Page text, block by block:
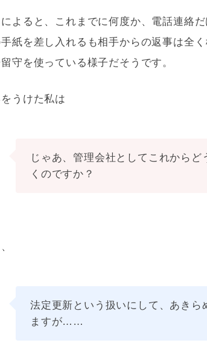
よると、これまでに何度か、電話連絡
紙を差し入れるも相手からの返事は全
守を使っている様子だそうです。
うけた私は
じゃあ、管理会社 としてこれからど
くのですか？
法定更新という扱いにして、あきら
ますが……